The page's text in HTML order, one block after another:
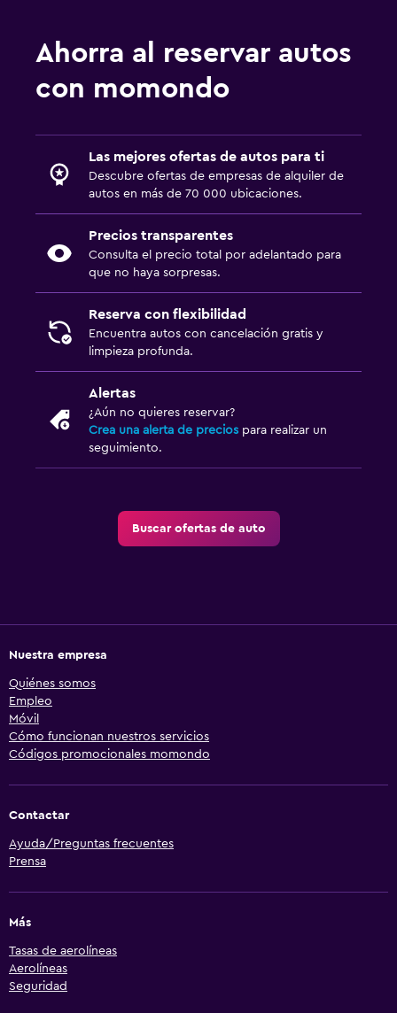
Ahorra al reservar autos
con momondo
Las mejores ofertas de autos para ti
Descubre ofertas de empresas de alquiler de
autos en más de 70 000 ubicaciones.
Precios transparentes
Consulta el precio total por adelantado para
que no haya sorpresas.
Reserva con flexibilidad
Encuentra autos con cancelación gratis y
limpieza profunda.
Alertas
¿Aún no quieres reservar?
Crea una alerta de precios para realizar un
seguimiento.
Buscar ofertas de auto
Nuestra empresa
Quiénes somos
Empleo
Móvil
Cómo funcionan nuestros servicios
Códigos promocionales momondo
Contactar
Ayuda/Preguntas frecuentes
Prensa
Más
Tasas de aerolíneas
Aerolíneas
Seguridad